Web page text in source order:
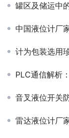
罐区及储运中
中国液位计厂
计为包装选用
PLC通信解析
音叉液位开关
雷达液位计厂